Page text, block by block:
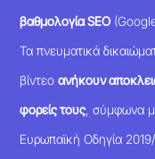
βαθμολογία SEO
Τα πνευματικά
βίντεοανήκουν
φορείς τους , σύμφωνα
Ευρωπαϊκή Οδηγία